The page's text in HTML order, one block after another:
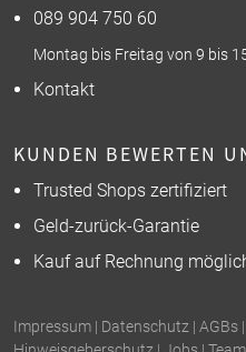
089 904 750 60
Montag bis Freitag von 9 bis
Kontakt
KUNDEN BEWERTEN
Trusted Shops zertifiziert
Geld-zurück-Garantie
Kauf auf Rechnung
Impressum | Datenschutz | AGBs |